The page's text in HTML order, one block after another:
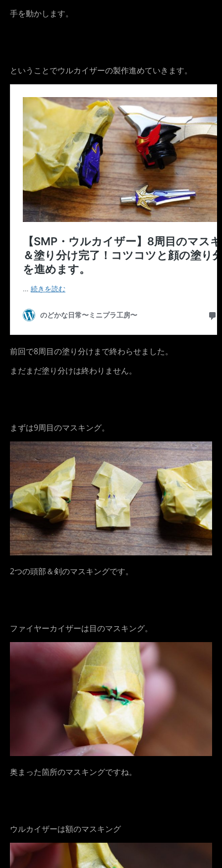
手を動かします。
ということでウルカイザーの製作進めていきます。
前回で8周目の塗り分けまで終わらせました。
まだまだ塗り分けは終わりません。
まずは9周目のマスキング。
2つの頭部＆剣のマスキングです。
ファイヤーカイザーは目のマスキング。
奥まった箇所のマスキングですね。
ウルカイザーは額のマスキング